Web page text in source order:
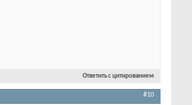
Ответить с цитированием
#10